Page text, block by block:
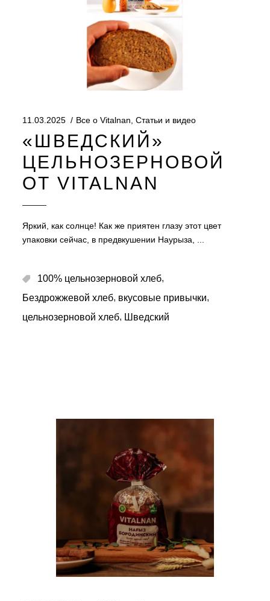
11.03.2025 Все о Vitalnan Статьи и видео
«ШВЕДСКИЙ»
ЦЕЛЬНОЗЕРНОВОЙ
ОТ VITALNAN
Яркий, как солнце! Как же приятен глазу этот цвет
упаковки сейчас, в предвкушении Наурыза,
100% цельнозерновой хлеб,
Бездрожжевой хлеб, вкусовые привычки,
цельнозерновой хлеб, Шведский